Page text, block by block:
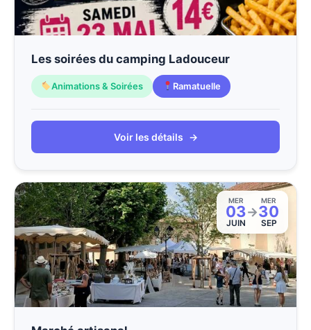
Les soirées du camping Ladouceur
Animations & Soirées Ramatuelle
Voir les détails →
MER
03
JUIN
→
MER
30
SEP